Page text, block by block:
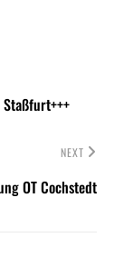
NEXT
OT Cochstedt